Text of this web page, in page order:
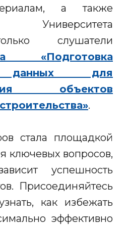
а также
Университета
слушатели
«Подготовка
данных для
объектов
.
стала площадкой
ключевых вопросов,
успешность
Присоединяйтесь
как избежать
эффективно